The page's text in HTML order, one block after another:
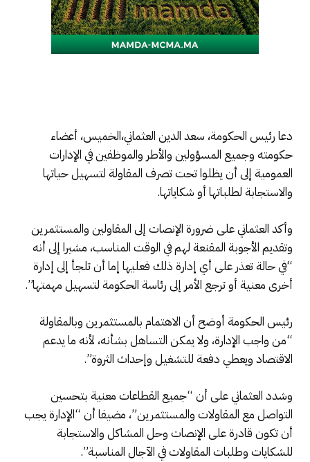
دعا رئيس الحكومة، سعد الدين العثماني،الخميس، أعضاء
حكومته وجميع المسؤولين والأطر والموظفين في الإدارات
العمومية إلى أن يظلوا تحت تصرف المقاولة لتسهيل حياتها
والاستجابة لطلباتها أو شكاياتها.
وأكد العثماني على ضرورة الإنصات إلى المقاولين والمستثمرين
وتقديم الأجوبة المقنعة لهم في الوقت المناسب، مشيرا إلى أنه
“في حالة تعذر على أي إدارة ذلك فعليها إما أن تلجأ إلى إدارة
أخرى معنية أو ترجع الأمر إلى رئاسة الحكومة لتسهيل مهمتها”.
رئيس الحكومة أوضح أن الاهتمام بالمستثمرين وبالمقاولة
“من واجب الإدارة، ولا يمكن التساهل بشأنه، لأنه ما يدعم
الاقتصاد ويعطي دفعة للتشغيل وإحداث الثروة”.
وشدد العثماني على أن “جميع القطاعات معنية بتحسين
التواصل مع المقاولات والمستثمرين”، مضيفا أن “الإدارة يجب
أن تكون قادرة على الإنصات وحل المشاكل والاستجابة
للشكايات وطلبات المقاولات في الآجال المناسبة”.